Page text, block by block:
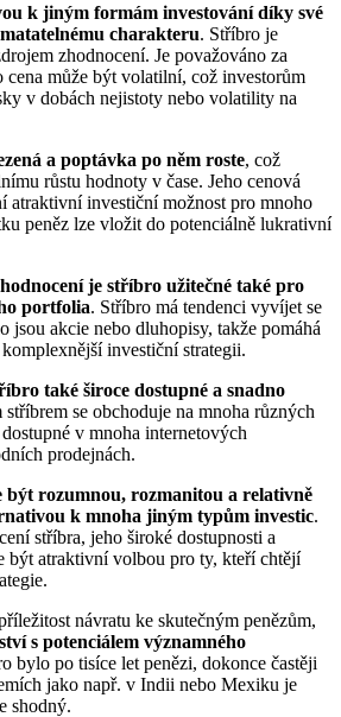
k jiným formám investování díky své
charakteru. Stříbro je
zhodnocení. Je považováno za
cena může být volatilní, což investorům
v dobách nejistoty nebo volatility na
a poptávka po něm roste, což
růstu hodnoty v čase. Jeho cenová
atraktivní investiční možnost pro mnoho
peněz lze vložit do potenciálně lukrativní
je stříbro užitečné také pro
portfolia. Stříbro má tendenci vyvíjet se
jsou akcie nebo dluhopisy, takže pomáhá
investiční strategii.
také široce dostupné a snadno
stříbrem se obchoduje na mnoha různých
v mnoha internetových
prodejnách.
být rozumnou, rozmanitou a relativně
k mnoha jiným typům investic.
stříbra, jeho široké dostupnosti a
být atraktivní volbou pro ty, kteří chtějí
návratu ke skutečným penězům,
s potenciálem významného
bylo po tisíce let penězi, dokonce častěji
jako např. v Indii nebo Mexiku je
shodný.